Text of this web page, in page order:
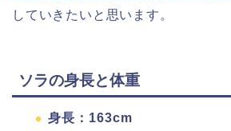
していきたいと思います。
ソラの身長と体重
身長：163cm